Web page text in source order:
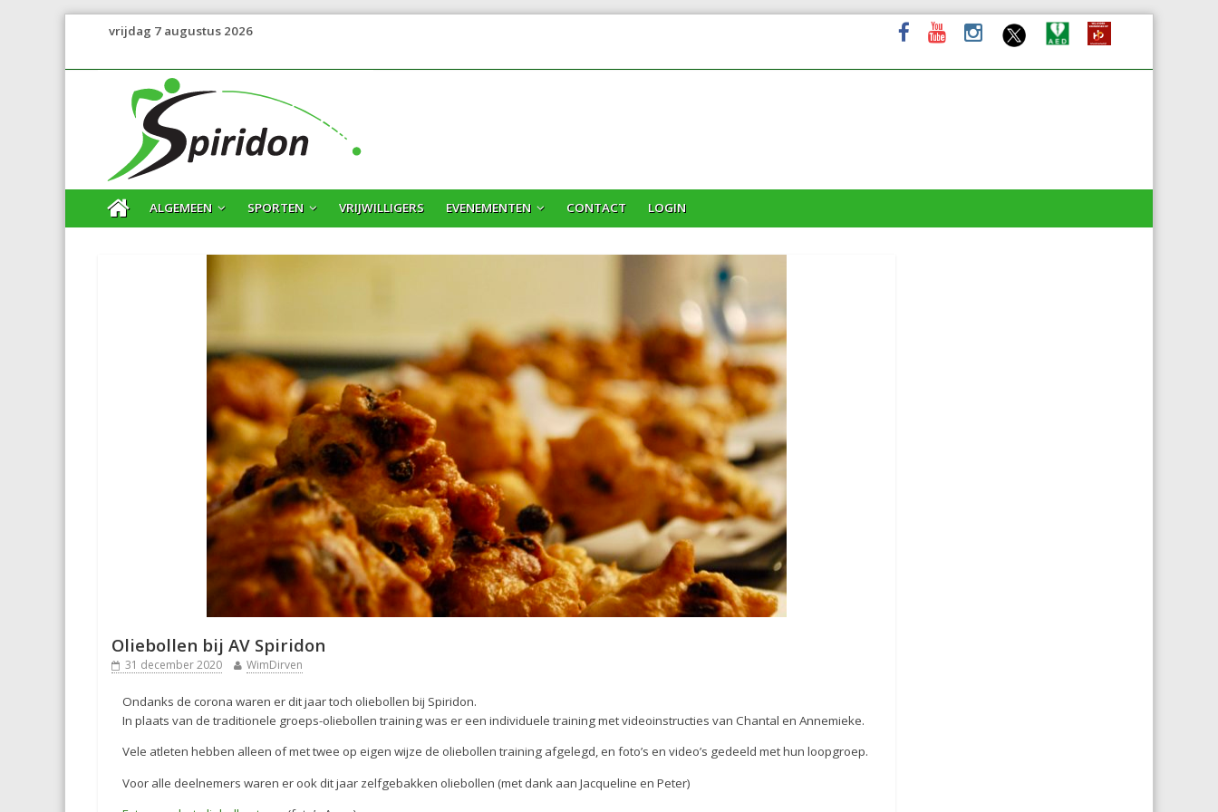
vrijdag 7 augustus 2026
ALGEMEEN SPORTEN VRIJWILLIGERS EVENEMENTEN CONTACT LOGIN
Oliebollen bij AV Spiridon
31 december 2020 WimDirven
Ondanks de corona waren er dit jaar toch oliebollen bij Spiridon.
In plaats van de traditionele groeps-oliebollen training was er een individuele training met videoinstructies van Chantal en Annemieke.
Vele atleten hebben alleen of met twee op eigen wijze de oliebollen training afgelegd, en foto’s en video’s gedeeld met hun loopgroep.
Voor alle deelnemers waren er ook dit jaar zelfgebakken oliebollen (met dank aan Jacqueline en Peter)